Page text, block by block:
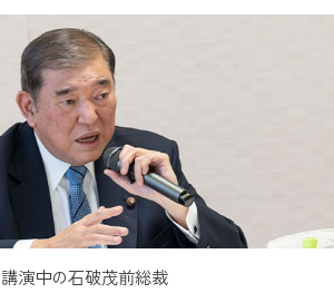
講演中の石破茂前総裁